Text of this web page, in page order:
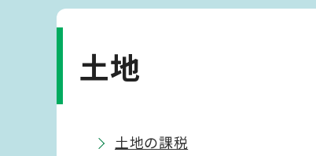
土地
土地の課税